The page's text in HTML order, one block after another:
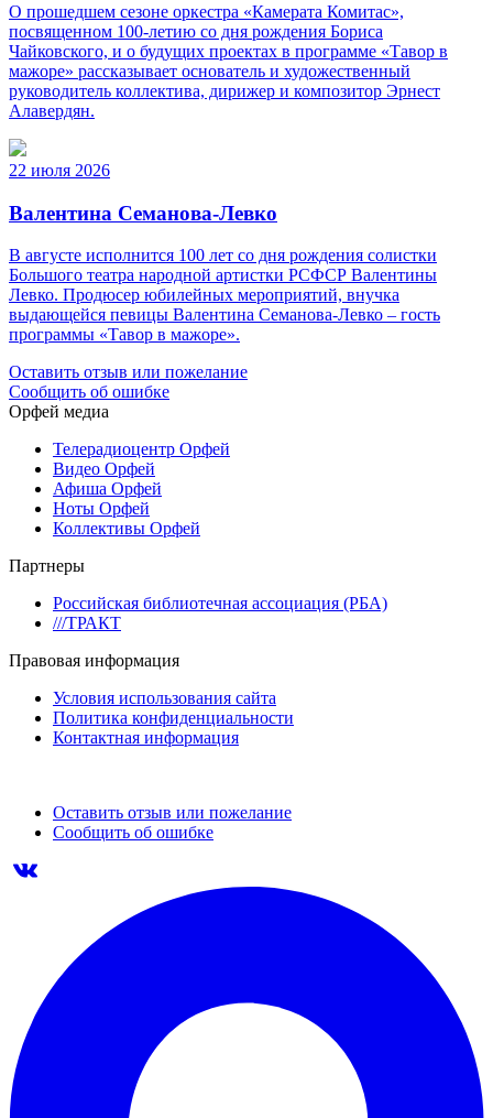
О прошедшем сезоне оркестра «Камерата Комитас»,
посвященном 100-летию со дня рождения Бориса
Чайковского, и о будущих проектах в программе «Тавор в
мажоре» рассказывает основатель и художественный
руководитель коллектива, дирижер и композитор Эрнест
Алавердян.
22 июля 2026
Валентина Семанова-Левко
В августе исполнится 100 лет со дня рождения солистки
Большого театра народной артистки РСФСР Валентины
Левко. Продюсер юбилейных мероприятий, внучка
выдающейся певицы Валентина Семанова-Левко – гость
программы «Тавор в мажоре».
Оставить отзыв или пожелание
Сообщить об ошибке
Орфей медиа
Телерадиоцентр Орфей
Видео Орфей
Афиша Орфей
Ноты Орфей
Коллективы Орфей
Партнеры
Российская библиотечная ассоциация (РБА)
///ТРАКТ
Правовая информация
Условия использования сайта
Политика конфиденциальности
Контактная информация
Оставить отзыв или пожелание
Сообщить об ошибке